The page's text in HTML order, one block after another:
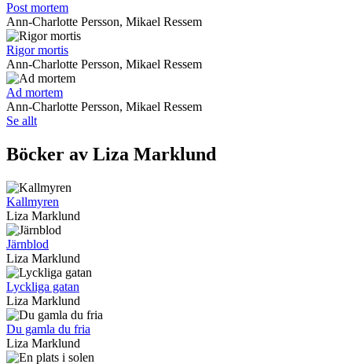
Post mortem
Ann-Charlotte Persson, Mikael Ressem
Rigor mortis
Ann-Charlotte Persson, Mikael Ressem
Ad mortem
Ann-Charlotte Persson, Mikael Ressem
Se allt
Böcker av Liza Marklund
Kallmyren
Liza Marklund
Järnblod
Liza Marklund
Lyckliga gatan
Liza Marklund
Du gamla du fria
Liza Marklund